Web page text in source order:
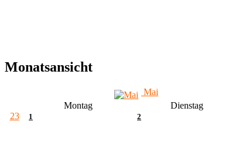
Monatsansicht
Mai
Montag
Dienstag
23
1 2